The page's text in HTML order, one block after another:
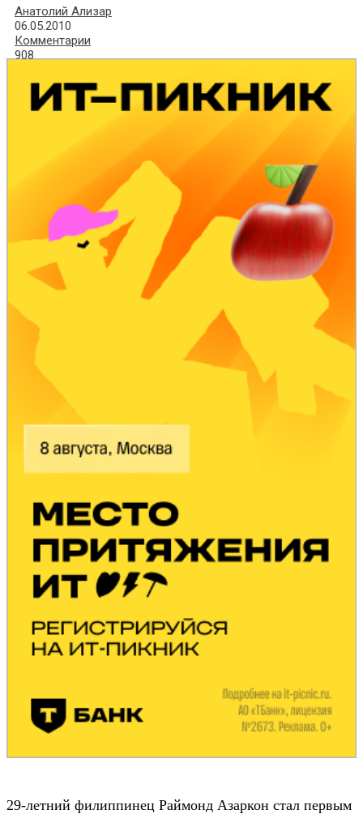
Анатолий Ализар
06.05.2010
Комментарии
908
29-летний филиппинец Раймонд Азаркон стал первым